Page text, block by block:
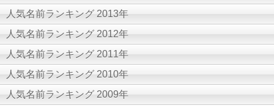
人気名前ランキング 2013年
人気名前ランキング 2012年
人気名前ランキング 2011年
人気名前ランキング 2010年
人気名前ランキング 2009年